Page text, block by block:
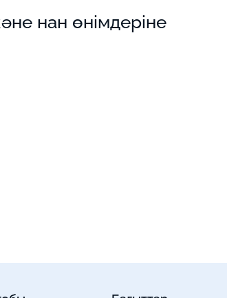
нан өнімдеріне